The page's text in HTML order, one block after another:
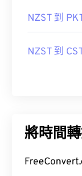
NZST 到
NZST 到
將時間